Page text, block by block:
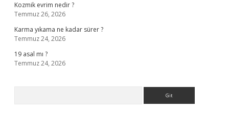
Kozmik evrim nedir ?
Temmuz 26, 2026
Karma yıkama ne kadar sürer ?
Temmuz 24, 2026
19 asal mı ?
Temmuz 24, 2026